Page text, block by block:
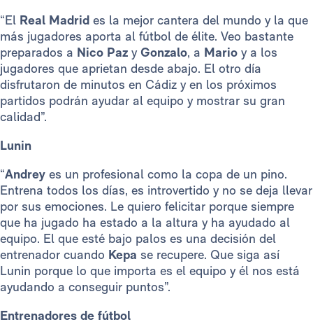
“El Real Madrid es la mejor cantera del mundo y la que
más jugadores aporta al fútbol de élite. Veo bastante
preparados a Nico Paz yGonzalo, a Mario y a los
jugadores que aprietan desde abajo. El otro día
disfrutaron de minutos en Cádiz y en los próximos
partidos podrán ayudar al equipo y mostrar su gran
calidad”.
Lunin
“Andrey es un profesional como la copa de un pino.
Entrena todos los días, es introvertido y no se deja llevar
por sus emociones. Le quiero felicitar porque siempre
que ha jugado ha estado a la altura y ha ayudado al
equipo. El que esté bajo palos es una decisión del
entrenador cuando Kepa se recupere. Que siga así
Lunin porque lo que importa es el equipo y él nos está
ayudando a conseguir puntos”.
Entrenadores de fútbol